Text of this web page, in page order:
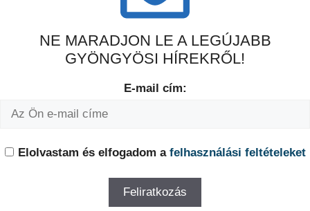
NE MARADJON LE A LEGÚJABB
GYÖNGYÖSI HÍREKRŐL!
E-mail cím:
Elolvastam és elfogadom a felhasználási feltételeket